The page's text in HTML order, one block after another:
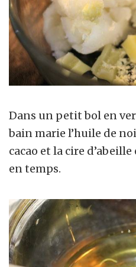
Dans un petit bol en
bain marie l’huile de
cacao et la cire
en temps.